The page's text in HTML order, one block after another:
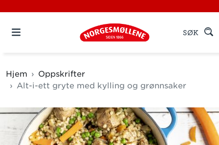
SØK
Hjem
Oppskrifter
Alt-i-ett gryte med kylling og grønnsaker